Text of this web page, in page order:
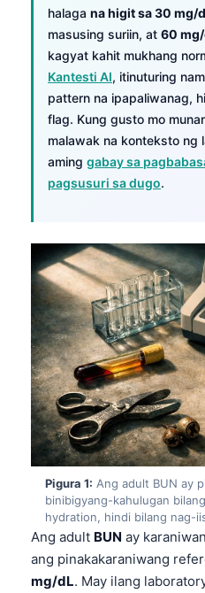
halaga na higit sa 30 mg/
masusing suriin, at 60
kagyat kahit mukhang
Kantesti AI, itinuturing
pattern na ipapaliwanag,
flag. Kung gusto mo
malawak na konteksto ng
aming gabay sa
pagsusuri sa dugo.
Pigura 1: Ang adult BUN ay
binibigyang-kahulugan
hydration, hindi bilang nag-
Ang adult BUN ay
ang pinakakaraniwang
mg/dL. May ilang